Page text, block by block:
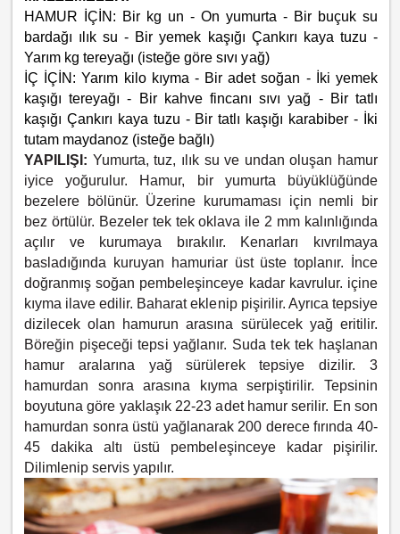
HAMUR İÇİN: Bir kg un - On yumurta - Bir buçuk su
bardağı ılık su - Bir yemek kaşığı Çankırı kaya tuzu -
Yarım kg tereyağı (isteğe göre sıvı yağ)
İÇ İÇİN: Yarım kilo kıyma - Bir adet soğan - İki yemek
kaşığı tereyağı - Bir kahve fincanı sıvı yağ - Bir tatlı
kaşığı Çankırı kaya tuzu - Bir tatlı kaşığı karabiber - İki
tutam maydanoz (isteğe bağlı)
YAPILIŞI: Yumurta, tuz, ılık su ve undan oluşan hamur
iyice yoğurulur. Hamur, bir yumurta büyüklüğünde
bezelere bölünür. Üzerine kurumaması için nemli bir
bez örtülür. Bezeler tek tek oklava ile 2 mm kalınlığında
açılır ve kurumaya bırakılır. Kenarları kıvrılmaya
basladığında kuruyan hamuriar üst üste toplanır. İnce
doğranmış soğan pembeleşinceye kadar kavrulur. içine
kıyma ilave edilir. Baharat eklenip pişirilir. Ayrıca tepsiye
dizilecek olan hamurun arasına sürülecek yağ eritilir.
Böreğin pişeceği tepsi yağlanır. Suda tek tek haşlanan
hamur aralarına yağ sürülerek tepsiye dizilir. 3
hamurdan sonra arasına kıyma serpiştirilir. Tepsinin
boyutuna göre yaklaşık 22-23 adet hamur serilir. En son
hamurdan sonra üstü yağlanarak 200 derece fırında 40-
45 dakika altı üstü pembeleşinceye kadar pişirilir.
Dilimlenip servis yapılır.